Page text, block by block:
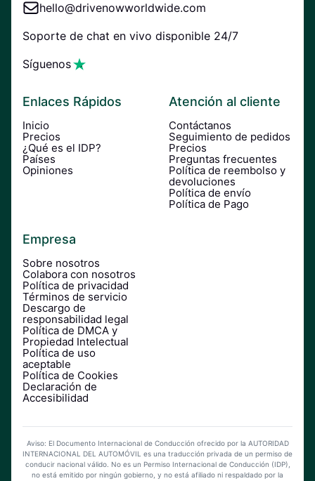
hello@drivenowworldwide.com
Soporte de chat en vivo disponible 24/7
Síguenos
Enlaces Rápidos
Inicio
Precios
¿Qué es el IDP?
Países
Opiniones
Atención al cliente
Contáctanos
Seguimiento de pedidos
Precios
Preguntas frecuentes
Política de reembolso y
devoluciones
Política de envío
Política de Pago
Empresa
Sobre nosotros
Colabora con nosotros
Política de privacidad
Términos de servicio
Descargo de
responsabilidad legal
Política de DMCA y
Propiedad Intelectual
Política de uso
aceptable
Política de Cookies
Declaración de
Accesibilidad
Aviso: El Documento Internacional de Conducción ofrecido por la AUTORIDAD
INTERNACIONAL DEL AUTOMÓVIL es una traducción privada de un permiso de
conducir nacional válido. No es un Permiso Internacional de Conducción (IDP),
no está emitido por ningún gobierno, y no está afiliado ni respaldado por la